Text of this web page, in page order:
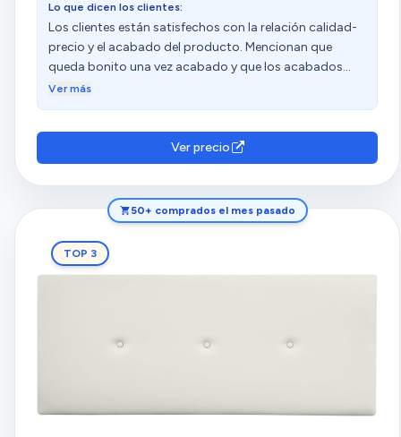
práctico los estantes ,así no hace falta mesilla de
noche en habitaciones con poco espacio.
Lo que dicen los clientes:
Los clientes están satisfechos con la relación calidad-
precio y el acabado del producto. Mencionan que
queda bonito una vez acabado y que los acabados
son aceptables para su uso. Sin embargo, algunos
sobre el montaje y el ajuste son diversas.
Ver más
Ver precio
50+ comprados el mes pasado
TOP 3